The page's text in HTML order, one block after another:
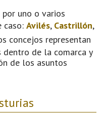
uno o varios
caso: Avilés, Castrillón,
concejos representan
de la comarca y
de los asuntos